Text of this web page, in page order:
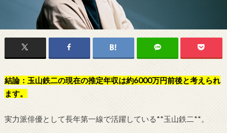
結論：玉山鉄二の現在の推定年収は約6000万円前後と考えられ
ます。
実力派俳優として長年第一線で活躍している**玉山鉄二**。